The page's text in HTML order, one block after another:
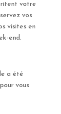
votre
vos
visites en
end.
a été
vous